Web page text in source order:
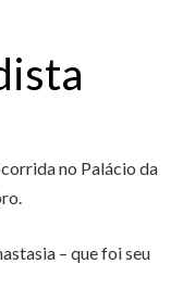
no Palácio da
– que foi seu